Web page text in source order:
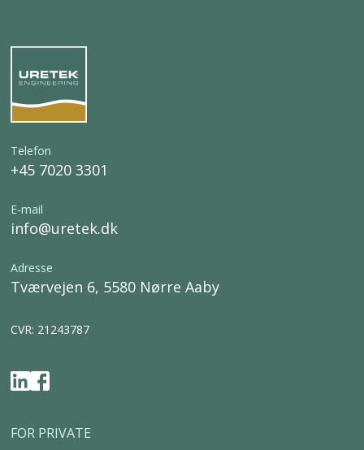
Telefon
+45 7020 3301
E-mail
info@uretek.dk
Adresse
Tværvejen 6, 5580 Nørre Aaby
CVR: 21243787
FOR PRIVATE